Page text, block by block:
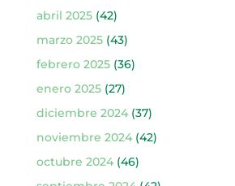
abril 2025(42)
marzo 2025(43)
febrero 2025(36)
enero 2025(27)
diciembre 2024(37)
noviembre 2024(42)
octubre 2024(46)